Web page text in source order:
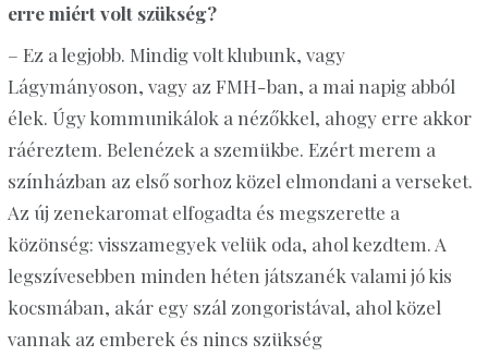
erre miért volt szükség?
– Ez a legjobb. Mindig volt klubunk, vagy
Lágymányoson, vagy az FMH-ban, a mai napig abból
élek. Úgy kommunikálok a nézőkkel, ahogy erre akkor
ráéreztem. Belenézek a szemükbe. Ezért merem a
színházban az első sorhoz közel elmondani a verseket.
Az új zenekaromat elfogadta és megszerette a
közönség: visszamegyek velük oda, ahol kezdtem. A
legszívesebben minden héten játszanék valami jó kis
kocsmában, akár egy szál zongoristával, ahol közel
vannak az emberek és nincs szükség